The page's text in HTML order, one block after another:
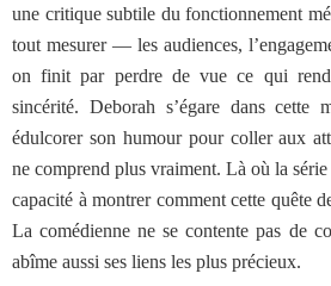
une critique subtile du fonctionnement
tout mesurer — les audiences,
on finit par perdre de vue ce qui
sincérité. Deborah s’égare dans cette
édulcorer son humour pour coller aux
ne comprend plus vraiment. Là où la série
capacité à montrer comment cette quête
La comédienne ne se contente pas de
abîme aussi ses liens les plus précieux.